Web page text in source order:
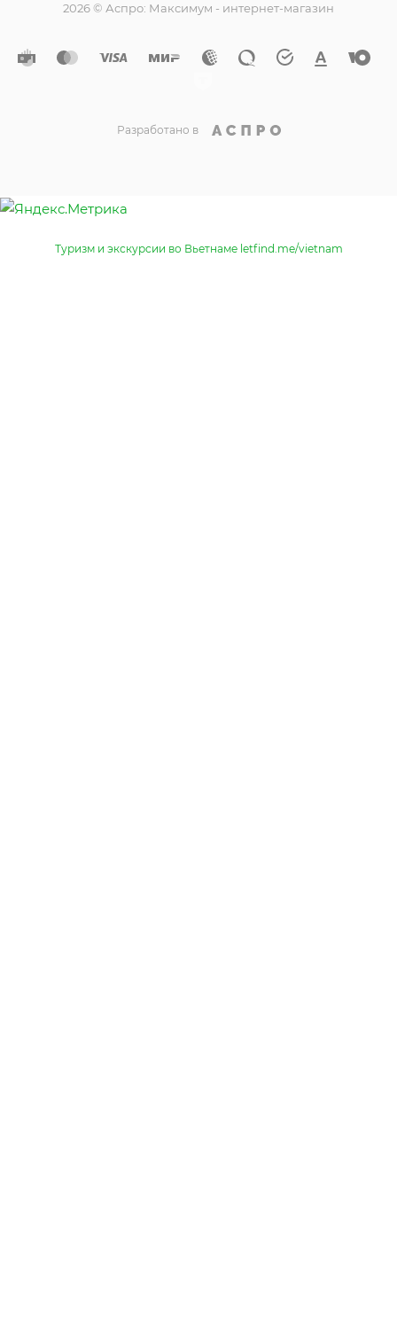
2026 © Аспро: Максимум - интернет-магазин
Разработано в
Туризм и экскурсии во Вьетнаме letfind.me/vietnam